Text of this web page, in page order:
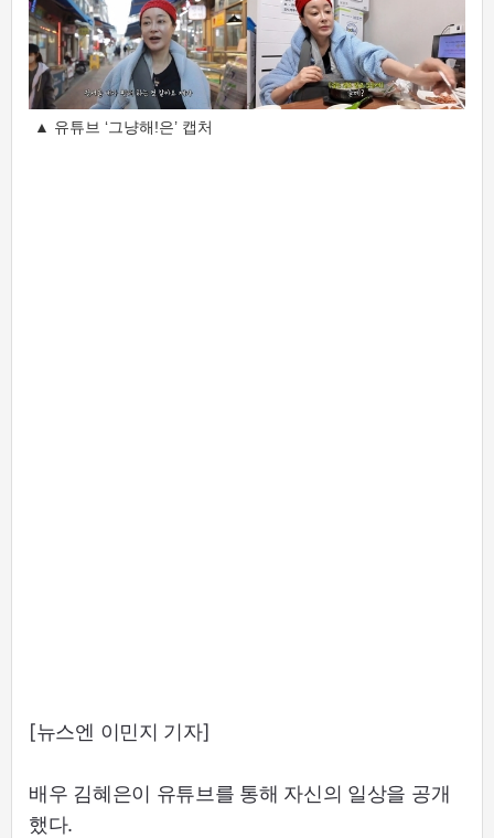
▲ 유튜브 ‘그냥해!은’ 캡처
[뉴스엔 이민지 기자]
배우 김혜은이 유튜브를 통해 자신의 일상을 공개
했다.